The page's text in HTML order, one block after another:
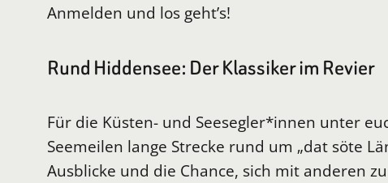
Anmelden und los geht’s!
Rund Hiddensee: Der Klassiker im Revier
Für die Küsten- und Seesegler*innen unter
Seemeilen lange Strecke rund um „dat söte
Ausblicke und die Chance, sich mit anderen